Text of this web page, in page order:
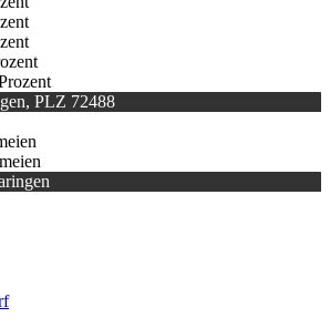
PLZ 72488